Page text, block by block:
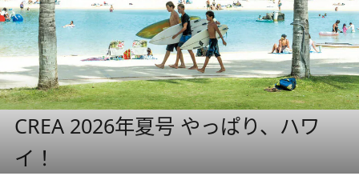
CREA 2026年夏号 やっぱり、ハワ
イ！